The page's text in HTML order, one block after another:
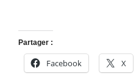
Partager :
Facebook X